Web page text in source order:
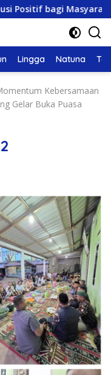
Masyarakat
Lingga Natuna
Kebersamaan
Gelar Buka Puasa